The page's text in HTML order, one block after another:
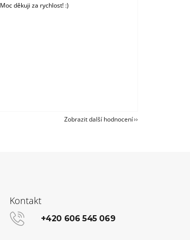
Moc děkuji za rychlost! :)
Zobrazit další hodnocení
Kontakt
+420 606 545 069